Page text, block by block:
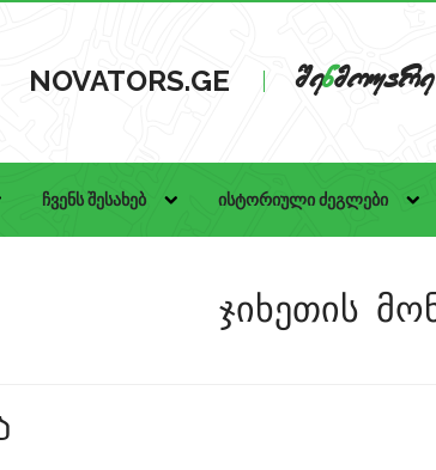
NOVATORS.GE Sen
ჩვენს შესახებ ისტორიული ძეგლები
ჯიხეთის